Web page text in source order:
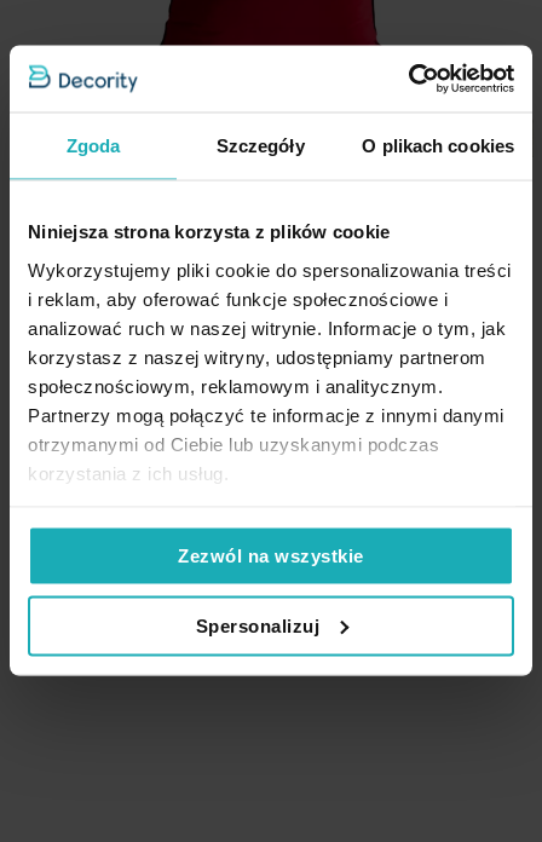
Zgoda Szczegóły O plikach cookies
Niniejsza strona korzysta z plików cookie
Wykorzystujemy pliki cookie do spersonalizowania treści
i reklam, aby oferować funkcje społecznościowe i
analizować ruch w naszej witrynie. Informacje o tym, jak
korzystasz z naszej witryny, udostępniamy partnerom
społecznościowym, reklamowym i analitycznym.
Partnerzy mogą połączyć te informacje z innymi danymi
otrzymanymi od Ciebie lub uzyskanymi podczas
korzystania z ich usług.
Zezwól na wszystkie
Spersonalizuj
skład: 100% poliester - welwet
gramatura: 220 g/m
Nie prasować
Poszewka na poduszkę 60x60
połysku z ozdobną lamówką
czerwona GAJA 2 Eurofirany
30,10 zł
-30%
Najniższa cena z 30 dni przed
obniżką:43,00 zł
Cena regularna:43,00 zł
Dodaj do koszyka Dodaj do listy życzeń
High-contrast mode
Podobne produkty